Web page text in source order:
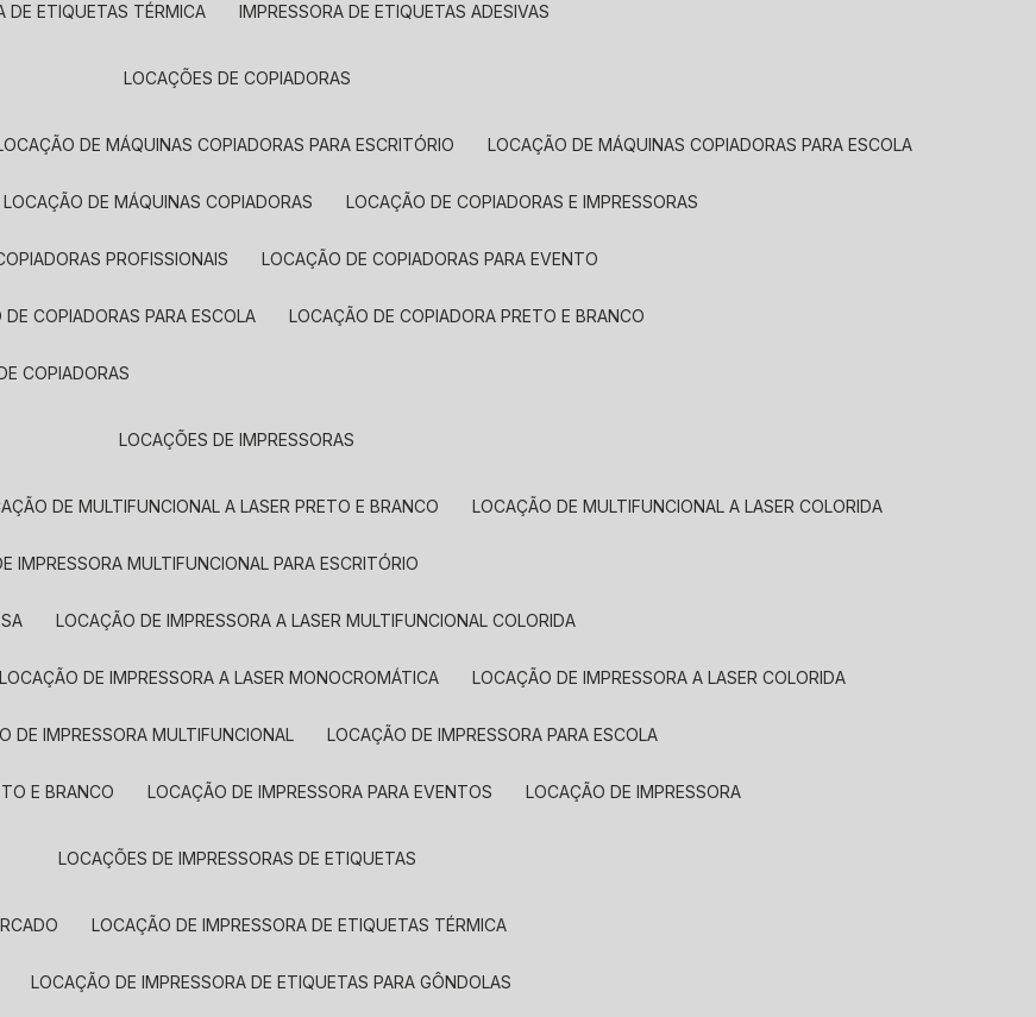
DE ETIQUETAS TÉRMICA IMPRESSORA DE ETIQUETAS ADESIVAS
LOCAÇÕES DE COPIADORAS
LOCAÇÃO DE MÁQUINAS COPIADORAS PARA ESCRITÓRIO LOCAÇÃO DE MÁQUINAS COPIADORAS PARA ESCOLA
LOCAÇÃO DE MÁQUINAS COPIADORAS LOCAÇÃO DE COPIADORAS E IMPRESSORAS
PROFISSIONAIS LOCAÇÃO DE COPIADORAS PARA EVENTO
DE COPIADORAS PARA ESCOLA LOCAÇÃO DE COPIADORA PRETO E BRANCO
COPIADORAS
LOCAÇÕES DE IMPRESSORAS
DE MULTIFUNCIONAL A LASER PRETO E BRANCO LOCAÇÃO DE MULTIFUNCIONAL A LASER COLORIDA
IMPRESSORA MULTIFUNCIONAL PARA ESCRITÓRIO
LOCAÇÃO DE IMPRESSORA A LASER MULTIFUNCIONAL COLORIDA
LOCAÇÃO DE IMPRESSORA A LASER MONOCROMÁTICA LOCAÇÃO DE IMPRESSORA A LASER COLORIDA
DE IMPRESSORA MULTIFUNCIONAL LOCAÇÃO DE IMPRESSORA PARA ESCOLA
E BRANCO LOCAÇÃO DE IMPRESSORA PARA EVENTOS LOCAÇÃO DE IMPRESSORA
LOCAÇÕES DE IMPRESSORAS DE ETIQUETAS
LOCAÇÃO DE IMPRESSORA DE ETIQUETAS TÉRMICA
LOCAÇÃO DE IMPRESSORA DE ETIQUETAS PARA GÔNDOLAS